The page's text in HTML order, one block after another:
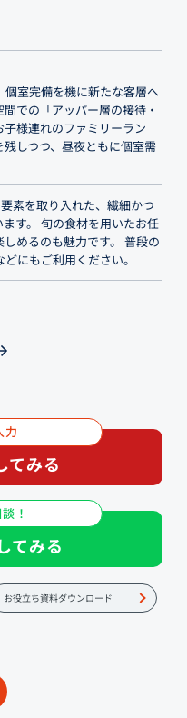
室完備を機に新たな客層へ
での「アッパー層の接待・
様連れのファミリーラン
しつつ、昼夜ともに個室需
素を取り入れた、繊細かつ
す。 旬の食材を用いたお任
めるのも魅力です。 普段の
にもご利用ください。
力
てみる
！
てみる
お役立ち資料ダウンロード